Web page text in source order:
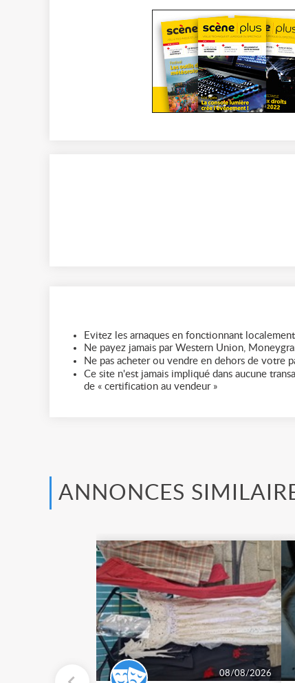
Evitez les arnaques en fonctionnant
Ne payez jamais par Western Union,
Ne pas acheter ou vendre en dehors de votre
Ce site n'est jamais impliqué dans aucune
de « certification au vendeur »
ANNONCES
08/08/2026